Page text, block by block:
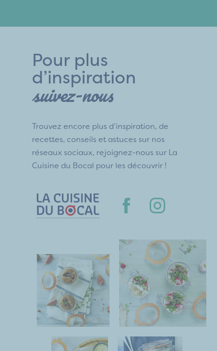
Pour plus
d’inspiration
suivez-nous
Trouvez encore plus d’inspiration, de
recettes, conseils et astuces sur nos
réseaux sociaux, rejoignez-nous sur La
Cuisine du Bocal pour les découvrir !